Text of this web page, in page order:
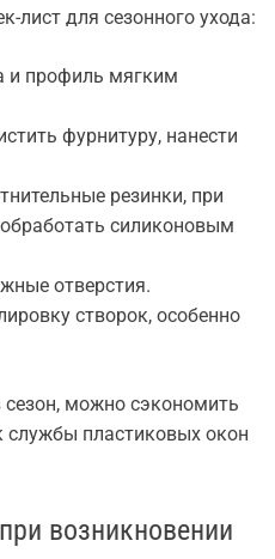
лист для сезонного ухода:
и профиль мягким
фурнитуру, нанести
резинки, при
силиконовым
отверстия.
створок, особенно
можно сэкономить
службы пластиковых окон
возникновении